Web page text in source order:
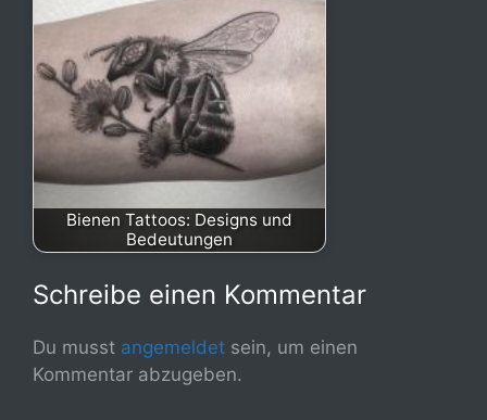
Bienen Tattoos: Designs und
Bedeutungen
Schreibe einen Kommentar
Du musst angemeldet sein, um einen
Kommentar abzugeben.